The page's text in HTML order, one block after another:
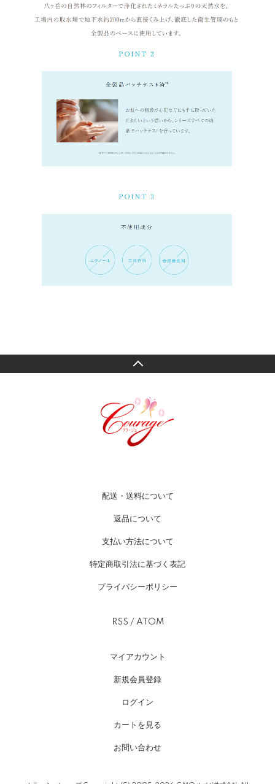
配送・送料について
返品について
支払い方法について
特定商取引法に基づく表記
プライバシーポリシー
RSS / ATOM
マイアカウント
新規会員登録
ログイン
カートを見る
お問い合わせ